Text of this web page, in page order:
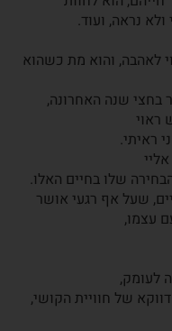
נראה, ועוד.
לאהבה, והוא מת כשהוא
בחצי שנה האחרונה,
ראוי
ראיתי.
שלו בחיים האלו.
שעל אף רגעי אושר
עצמו,
לעומק,
של חוויית הקושי,